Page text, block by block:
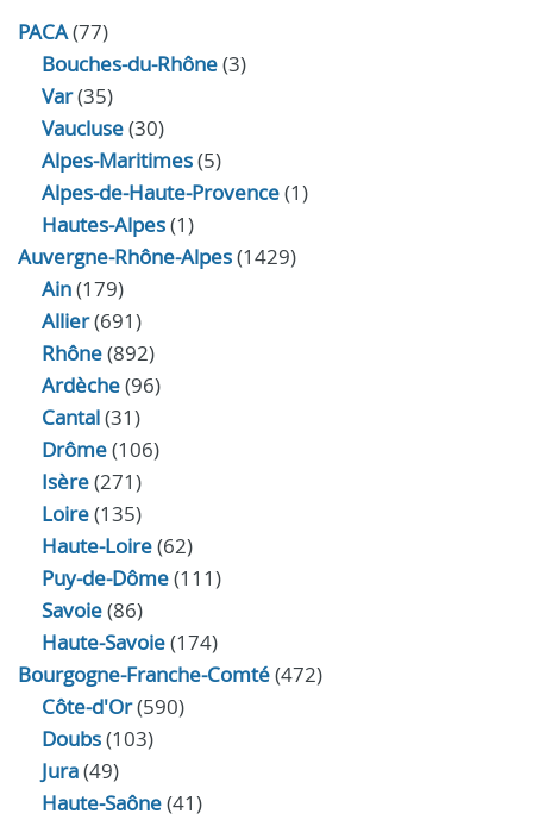
PACA(77)
Bouches-du-Rhône(3)
Var(35)
Vaucluse(30)
Alpes-Maritimes(5)
Alpes-de-Haute-Provence(1)
Hautes-Alpes(1)
Auvergne-Rhône-Alpes(1429)
Ain(179)
Allier(691)
Rhône(892)
Ardèche(96)
Cantal(31)
Drôme(106)
Isère(271)
Loire(135)
Haute-Loire(62)
Puy-de-Dôme(111)
Savoie(86)
Haute-Savoie(174)
Bourgogne-Franche-Comté(472)
Côte-d'Or(590)
Doubs(103)
Jura(49)
Haute‑Saône(41)